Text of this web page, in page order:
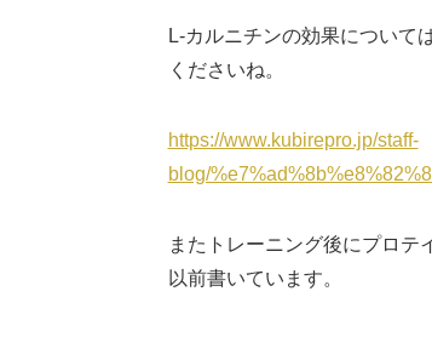
L-カルニチンの効果について
くださいね。
https://www.kubirepro.jp/staff-
blog/
またトレーニング後にプロテ
以前書いています。